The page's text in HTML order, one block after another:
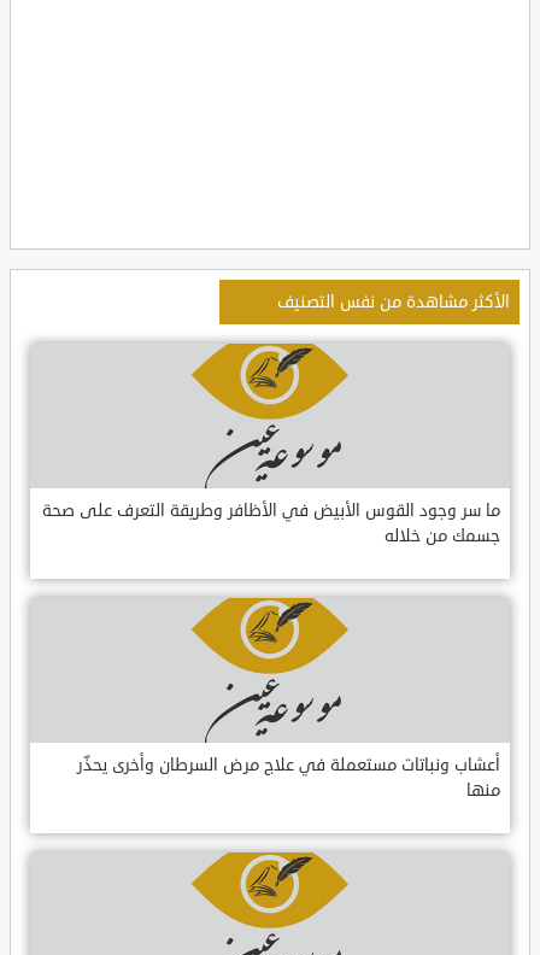
الأكثر مشاهدة من نفس التصنيف
ما سر وجود القوس الأبيض في الأظافر وطريقة التعرف على صحة
جسمك من خلاله
أعشاب ونباتات مستعملة في علاج مرض السرطان وأخرى يحذّر
منها